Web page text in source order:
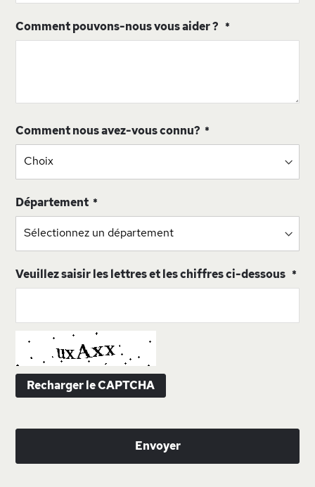
Comment pouvons-nous vous aider ?
Comment nous avez-vous connu?
Département
Veuillez saisir les lettres et les chiffres ci-dessous
Recharger le CAPTCHA
Envoyer